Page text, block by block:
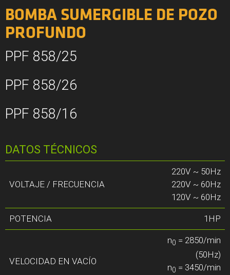
BOMBA SUMERGIBLE DE POZO
PROFUNDO
PPF 858/25
PPF 858/26
PPF 858/16
DATOS TÉCNICOS
VOLTAJE / FRECUENCIA
220V ~ 50Hz
220V ~ 60Hz
120V ~ 60Hz
POTENCIA 1HP
VELOCIDAD EN VACÍO
n0 = 2850/min
(50Hz)
n0 = 3450/min